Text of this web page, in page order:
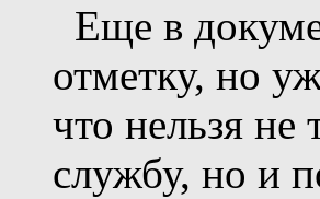
Еще в
отметку, но
что нельзя не
службу, но и